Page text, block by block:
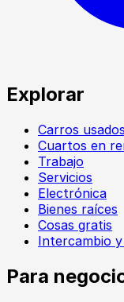
Explorar
Carros usados
Cuartos en
Trabajo
Servicios
Electrónica
Bienes raíces
Cosas gratis
Intercambio
Para